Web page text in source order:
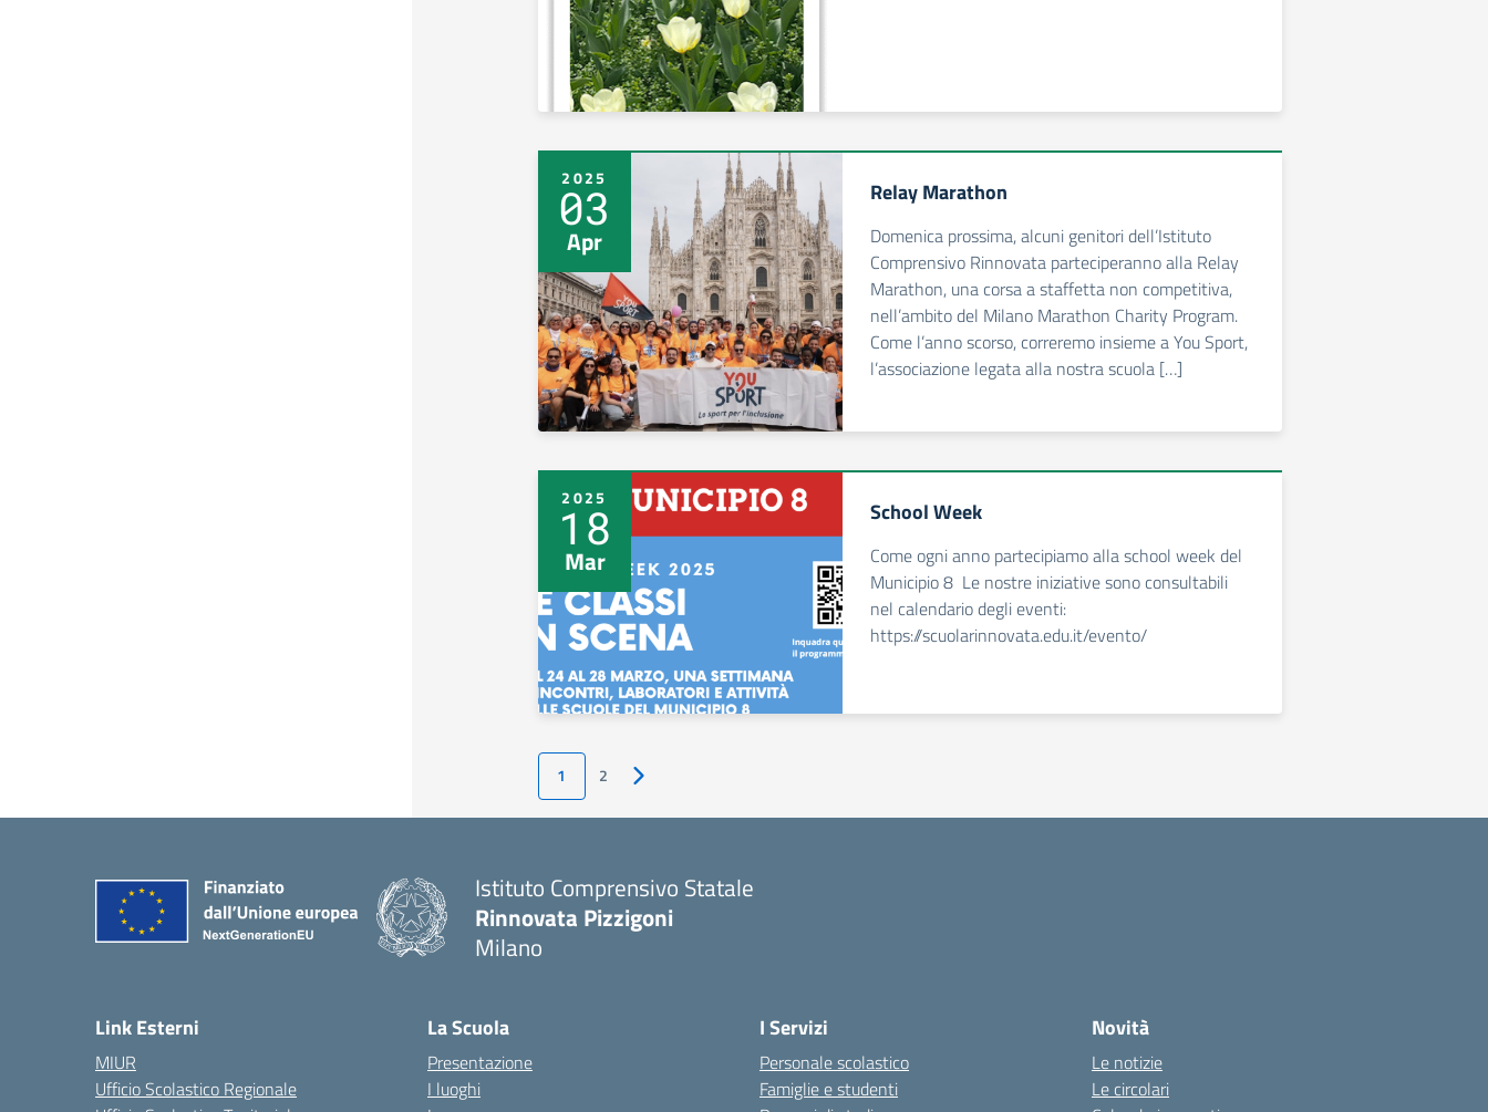
2025
03
Apr
Relay Marathon
Domenica prossima, alcuni genitori dell’Istituto
Comprensivo Rinnovata parteciperanno alla Relay
Marathon, una corsa a staffetta non competitiva,
nell’ambito del Milano Marathon Charity Program.
Come l’anno scorso, correremo insieme a You Sport,
l’associazione legata alla nostra scuola […]
2025
18
Mar
School Week
Come ogni anno partecipiamo alla school week del
Municipio 8 Le nostre iniziative sono consultabili
nel calendario degli eventi:
https://scuolarinnovata.edu.it/evento/
1 2 Pagina successiva
Istituto Comprensivo Statale
Rinnovata Pizzigoni
Milano
Link Esterni
MIUR
Ufficio Scolastico Regionale
La Scuola
Presentazione
I luoghi
I Servizi
Personale scolastico
Famiglie e studenti
Novità
Le notizie
Le circolari